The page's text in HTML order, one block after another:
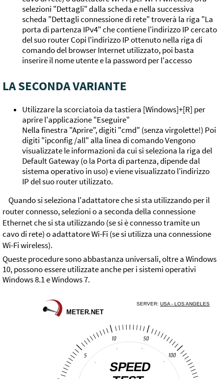
selezioni "Dettagli" dalla scheda e nella successiva
scheda "Dettagli connessione di rete" troverà la riga "La
porta di partenza IPv4" che contiene l'indirizzo IP cercato
del suo router Copi l'indirizzo IP ottenuto nella riga di
comando del browser Internet utilizzato, poi basta
inserire il nome utente e la password per l'accesso
LA SECONDA VARIANTE
Utilizzare la scorciatoia da tastiera [Windows]+[R] per
aprire l'applicazione "Eseguire"
Nella finestra "Aprire", digiti "cmd" (senza virgolette!) Poi
digiti "ipconfig /all" alla linea di comando Vengono
visualizzate le informazioni da cui si seleziona la riga del
Default Gateway (o la Porta di partenza, dipende dal
sistema operativo in uso) e viene visualizzato l'indirizzo
IP del suo router utilizzato.
Quando si seleziona l'adattatore che si sta utilizzando per il
router connesso, selezioni o a seconda della connessione
Ethernet che si sta utilizzando (se si è connesso tramite un
cavo di rete) o adattatore Wi-Fi (se si utilizza una connessione
Wi-Fi wireless).
Queste procedure sono abbastanza universali, oltre a Windows
10, possono essere utilizzate anche per i sistemi operativi
Windows 8.1 e Windows 7.